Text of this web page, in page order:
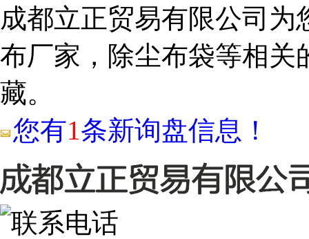
成都立正贸易有限公司为
布厂家，除尘布袋等相关
藏。
您有1条新询盘信息！